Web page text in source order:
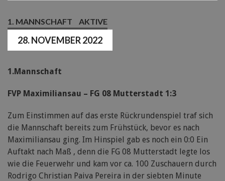
1. MANNSCHAFT AKTIVE
28. NOVEMBER 2022
1.Mannschaft
FVP Maximiliansau – FG 08 Mutterstadt 1:3
Zum Einstimmen auf das erste Rückrundenspiel traf sich
die Mannschaft bereits zum Frühstück, bevor es nach
Maximiliansau ging. Im Hinspiel gab es noch ein 0:0 Ein
Auftakt nach Maß , denn die FG 08 Mutterstadt legte los
wie die Feuerwehr und kam vor ca. 100 Zuschauern durch
Rodrigo Christian Paiva Pereira in der siebten Minute